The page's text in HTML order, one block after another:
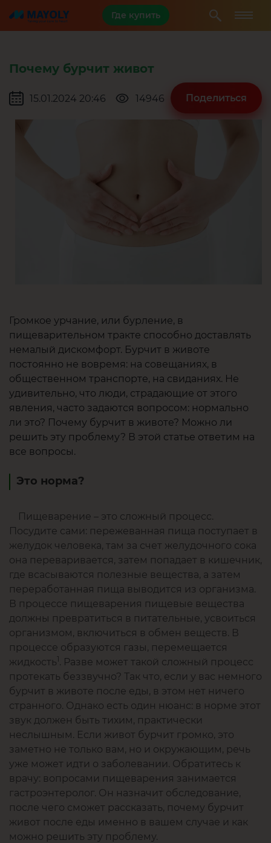
Почему бурчит живот
15.01.2024 20:46 14946 Поделиться
Громкое урчание, или бурление, в
пищеварительном тракте способно доставлять
немалый дискомфорт. Бурчит в животе
постоянно не вовремя: на совещаниях, в
общественном транспорте, на свиданиях. Не
удивительно, что люди, страдающие от этого
явления, часто задаются вопросом: нормально
ли это? Почему бурчит в животе? Можно ли
решить эту проблему? В этой статье ответим на
все вопросы.
Это норма?
Пищеварение – это сложный процесс.
Посудите сами: пережеванная пища поступает в
желудок человека, там за счет желудочного сока
она переваривается, затем попадает в кишечник,
где всасываются полезные вещества, а затем
переработанная пища выводится из организма.
В процессе пищеварения пищевые вещества
должны превратиться в питательные, усвоиться
организмом, включиться в обмен веществ. В
процессе образуются газы, перемещается
жидкость1. Разве может такой сложный процесс
протекать беззвучно? Так что, если у вас немного
бурчит в животе после еды, в этом нет ничего
странного. Однако есть один нюанс: в норме этот
звук должен быть тихим, практически
неслышным. Если живот бурчит громко, это
заметно не только вам, но и окружающим, речь
уже может идти о заболевании. Обратитесь к
врачу: вопросами пищеварения занимается
гастроэнтеролог. Он назначит обследование,
после чего сможет рассказать, почему бурчит
живот после еды именно в вашем случае и как
можно решить эту проблему.
Где купить